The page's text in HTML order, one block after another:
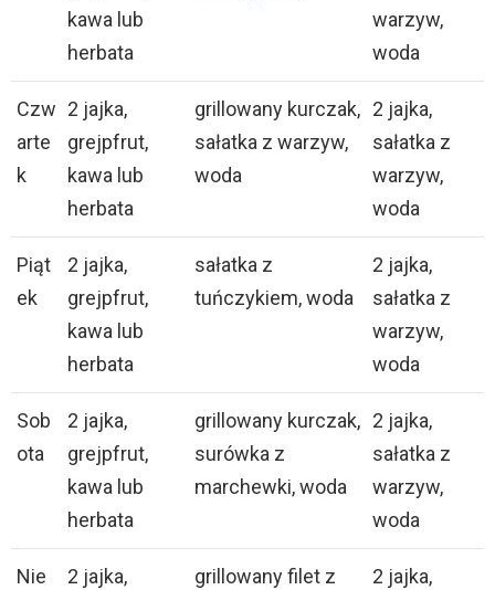
kawa lub
herbata
warzyw,
woda
Czw
arte
k
2 jajka,
grejpfrut,
kawa lub
herbata
grillowany kurczak,
sałatka z warzyw,
woda
2 jajka,
sałatka z
warzyw,
woda
Piąt
ek
2 jajka,
grejpfrut,
kawa lub
herbata
sałatka z
tuńczykiem, woda
2 jajka,
sałatka z
warzyw,
woda
Sob
ota
2 jajka,
grejpfrut,
kawa lub
herbata
grillowany kurczak,
surówka z
marchewki, woda
2 jajka,
sałatka z
warzyw,
woda
Nie
2 jajka,
grillowany filet z
2 jajka,